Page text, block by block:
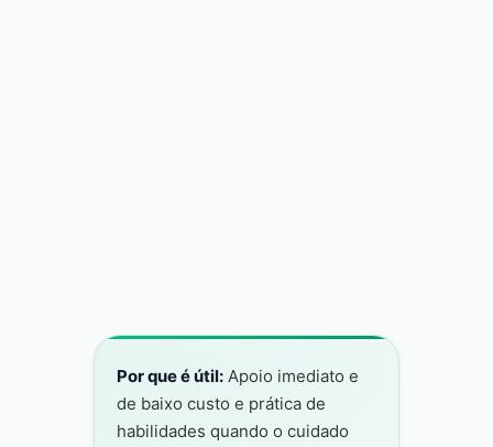
Por que é útil: Apoio imediato e
de baixo custo e prática de
habilidades quando o cuidado